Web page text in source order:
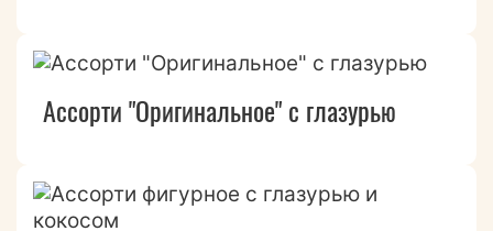
Ассорти "Оригинальное" с глазурью